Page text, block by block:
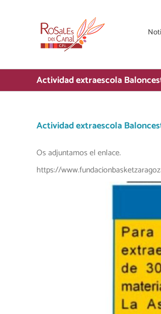
Actividad extraescola
Actividad extraescola
Os adjuntamos el enlace.
https://